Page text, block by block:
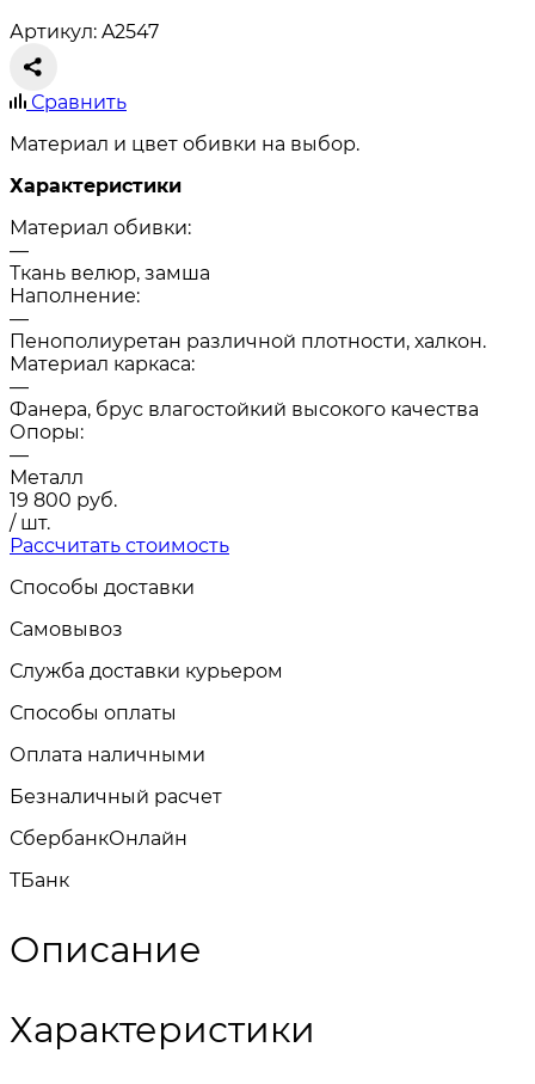
Артикул: A2547
Сравнить
Материал и цвет обивки на выбор.
Характеристики
Материал обивки:
—
Ткань велюр, замша
Наполнение:
—
Пенополиуретан различной плотности, халкон.
Материал каркаса:
—
Фанера, брус влагостойкий высокого качества
Опоры:
—
Металл
19 800 руб.
/ шт.
Рассчитать стоимость
Способы доставки
Самовывоз
Служба доставки курьером
Способы оплаты
Оплата наличными
Безналичный расчет
СбербанкОнлайн
TБанк
Описание
Характеристики